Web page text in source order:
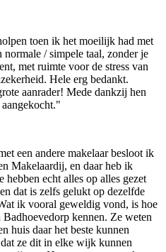
toen ik het moeilijk had met
/ simpele taal, zonder je
met ruimte voor de stress van
Hele erg bedankt.
aanrader! Mede dankzij hen
een andere makelaar besloot ik
Makelaardij, en daar heb ik
hebben echt alles op alles gezet
dat is zelfs gelukt op dezelfde
ik vooral geweldig vond, is hoe
kennen. Ze weten
huis daar het beste kunnen
ze dit in elke wijk kunnen